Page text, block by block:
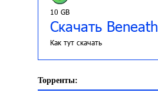
10 GB
Скачать Beneath
Как тут скачать
Торренты: